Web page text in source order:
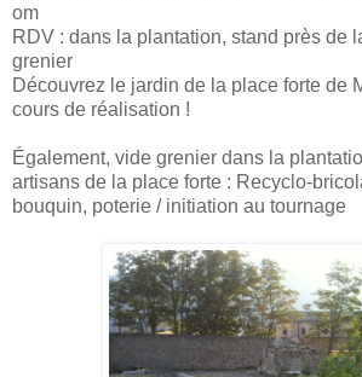
om
RDV : dans la plantation, stand près de
grenier
Découvrez le jardin de la place forte de
cours de réalisation !
Également, vide grenier dans la
artisans de la place forte : Recyclo-
bouquin, poterie / initiation au tournage